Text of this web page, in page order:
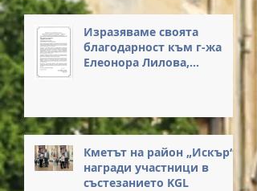
Изразяваме своята
благодарност към г-жа
Елеонора Лилова,
честта, която ни оказа с
присъствието си на
нашето събитие.
Кметът на район „Искър“
награди участници в
състезанието KGL